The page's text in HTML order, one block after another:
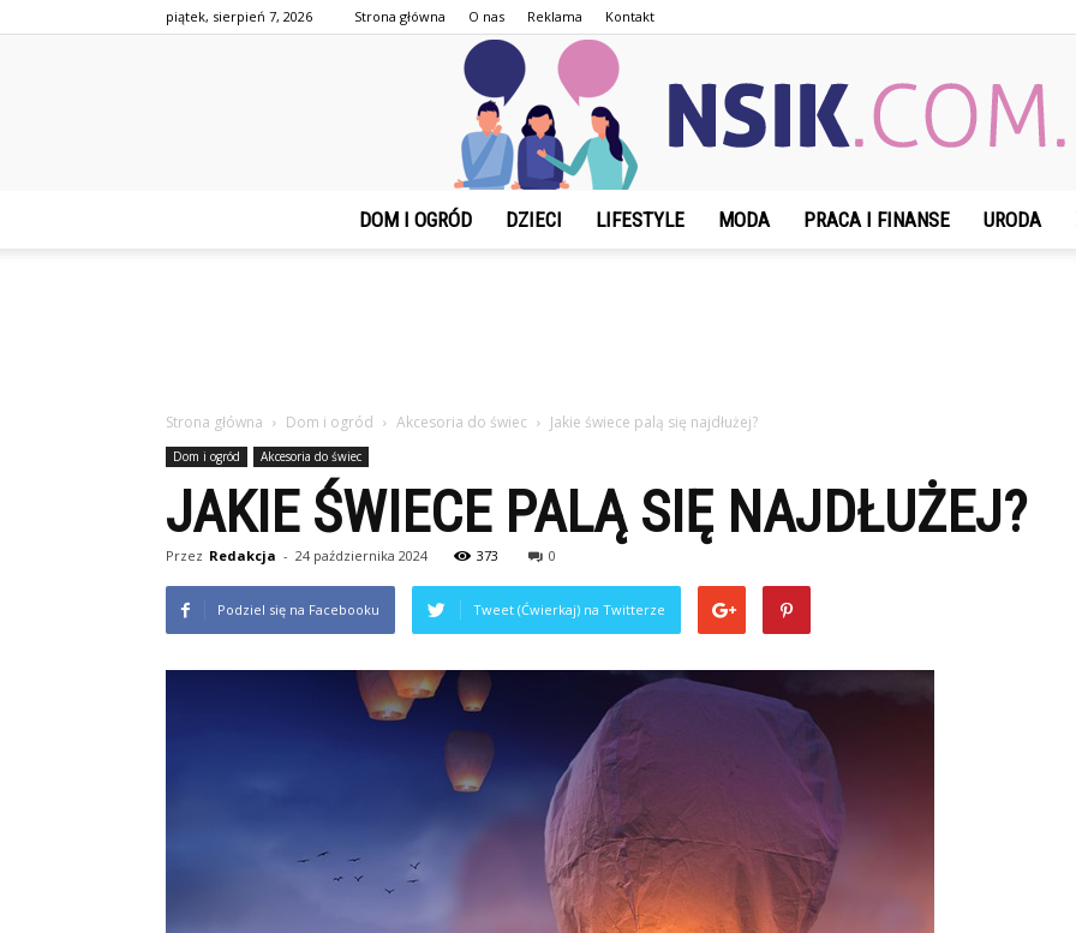
piątek, sierpień 7, 2026 Strona główna O nas Reklama Kontakt
DOM I OGRÓD DZIECI LIFESTYLE MODA PRACA I FINANSE URODA
Strona główna Dom i ogród Akcesoria do świec Jakie świece palą się najdłużej?
Dom i ogród Akcesoria do świec
JAKIE ŚWIECE PALĄ SIĘ NAJDŁUŻEJ?
Przez Redakcja - 24 października 2024 373 0
Podziel się na Facebooku Tweet (Ćwierkaj) na Twitterze